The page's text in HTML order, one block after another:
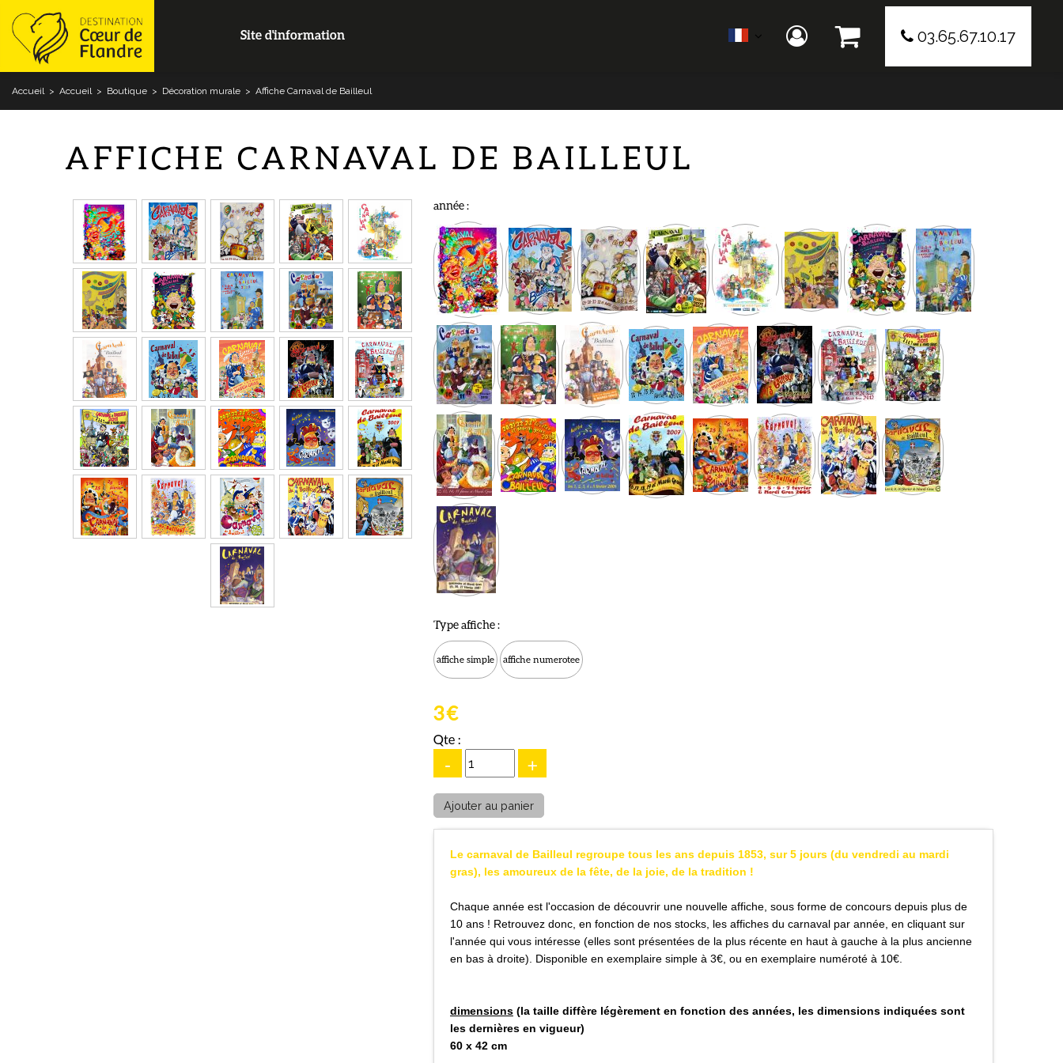
Site d'information 03.65.67.10.17
Accueil > Accueil > Boutique > Décoration murale > Affiche Carnaval de Bailleul
AFFICHE CARNAVAL DE BAILLEUL
année :
Type affiche :
affiche simple affiche numerotee
3 €
Qte :
- +
Le carnaval de Bailleul regroupe tous les ans depuis 1853, sur 5 jours (du vendredi au mardi
gras), les amoureux de la fête, de la joie, de la tradition !
Chaque année est l'occasion de découvrir une nouvelle affiche, sous forme de concours depuis plus de
10 ans ! Retrouvez donc, en fonction de nos stocks, les affiches du carnaval par année, en cliquant sur
l'année qui vous intéresse (elles sont présentées de la plus récente en haut à gauche à la plus ancienne
en bas à droite). Disponible en exemplaire simple à 3€, ou en exemplaire numéroté à 10€.
dimensions (la taille diffère légèrement en fonction des années, les dimensions indiquées sont
les dernières en vigueur)
60 x 42 cm